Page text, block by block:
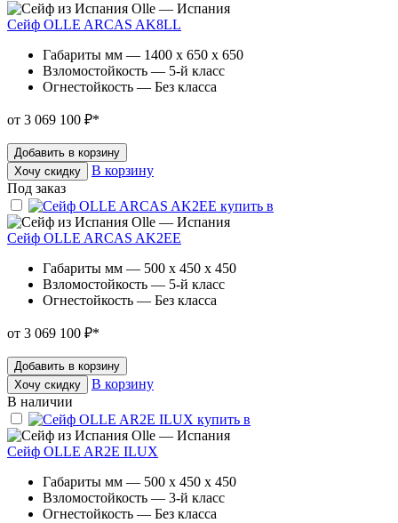
Olle — Испания
Сейф OLLE ARCAS AK8LL
Габариты мм — 1400 x 650 x 650
Взломостойкость — 5-й класс
Огнестойкость — Без класса
от 3 069 100 ₽*
Добавить в корзину
Хочу скидку
В корзину
Под заказ
Olle — Испания
Сейф OLLE ARCAS AK2EE
Габариты мм — 500 x 450 x 450
Взломостойкость — 5-й класс
Огнестойкость — Без класса
от 3 069 100 ₽*
Добавить в корзину
Хочу скидку
В корзину
В наличии
Olle — Испания
Сейф OLLE AR2E ILUX
Габариты мм — 500 x 450 x 450
Взломостойкость — 3-й класс
Огнестойкость — Без класса